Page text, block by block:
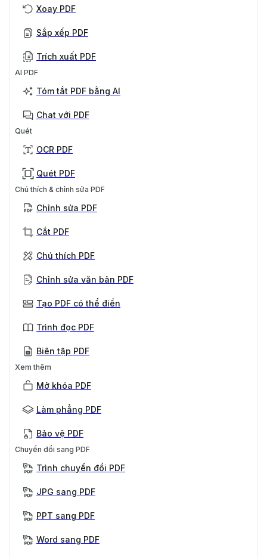
Xoay PDF
Sắp xếp PDF
Trích xuất PDF
AI PDF
Tóm tắt PDF bằng AI
Chat với PDF
Quét
OCR PDF
Quét PDF
Chú thích & chỉnh sửa PDF
Chỉnh sửa PDF
Cắt PDF
Chú thích PDF
Chỉnh sửa văn bản PDF
Tạo PDF có thể điền
Trình đọc PDF
Biên tập PDF
Xem thêm
Mở khóa PDF
Làm phẳng PDF
Bảo vệ PDF
Chuyển đổi sang PDF
Trình chuyển đổi PDF
JPG sang PDF
PPT sang PDF
Word sang PDF